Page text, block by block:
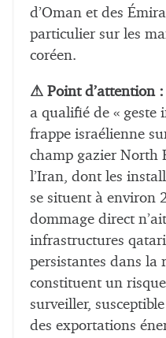
d’Oman et des
particulier sur les
coréen.
⚠ Point d’attention :
a qualifié de « geste
frappe israélienne
champ gazier North
l’Iran, dont les
se situent à environ
dommage direct
infrastructures
persistantes dans la
constituent un
surveiller,
des exportations